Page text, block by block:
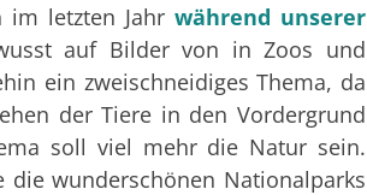
letzten Jahr während unserer
auf Bilder von in Zoos und
ein zweischneidiges Thema, da
der Tiere in den Vordergrund
soll viel mehr die Natur sein.
die wunderschönen Nationalparks